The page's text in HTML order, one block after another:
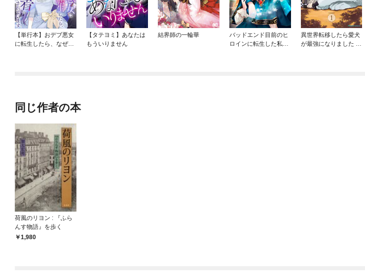
【単行本】おデブ悪女
に転生したら、なぜか
【タテヨミ】あなたは
もういりません
結界師の一輪華
バッドエンド目前のヒ
ロインに転生した私、
異世界転移したら愛犬
が最強になりました ～
同じ作者の本
荷風のリヨン : 『ふら
んす物語』を歩く
1,980